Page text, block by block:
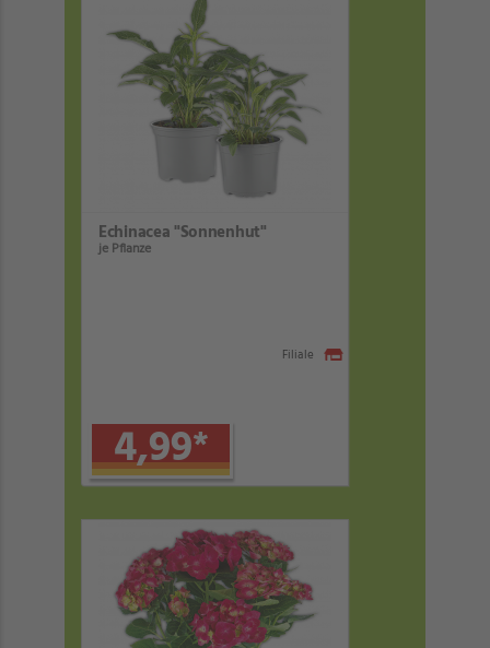
Echinacea "Sonnenhut"
je Pflanze
4,99*
Filiale